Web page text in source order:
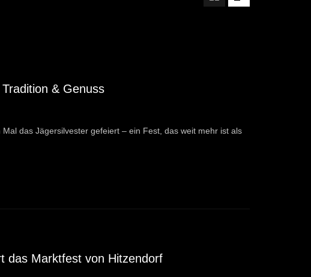
& Genuss
das Jägersilvester gefeiert – ein Fest, das weit mehr ist als
das Marktfest von Hitzendorf